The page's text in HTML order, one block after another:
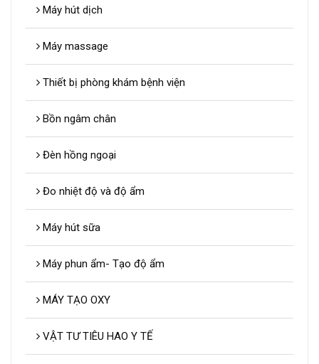
Máy hút dịch
Máy massage
Thiết bị phòng khám bệnh viện
Bồn ngâm chân
Đèn hồng ngoại
Đo nhiệt độ và độ ẩm
Máy hút sữa
Máy phun ẩm- Tạo độ ẩm
MÁY TẠO OXY
VẬT TƯ TIÊU HAO Y TẾ